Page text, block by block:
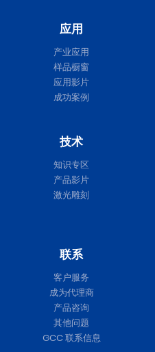
应用
产业应用
样品橱窗
应用影片
成功案例
技术
知识专区
产品影片
激光雕刻
联系
客户服务
成为代理商
产品咨询
其他问题
GCC 联系信息